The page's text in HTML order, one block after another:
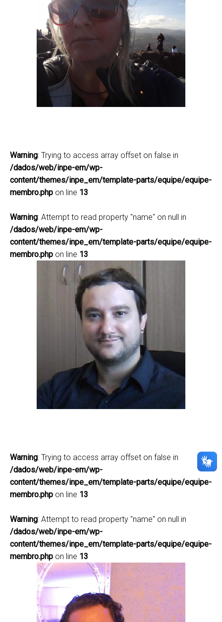
Aline Anderson de Castro
acaline@gmail.com
(12) 3208-7777
Warning: Trying to access array offset on false in
/dados/web/inpe-em/wp-
content/themes/inpe_em/template-parts/equipe/equipe-
membro.php on line 13
Warning: Attempt to read property "name" on null in
/dados/web/inpe-em/wp-
content/themes/inpe_em/template-parts/equipe/equipe-
membro.php on line 13
Rodrigo Avancini
avancinirodrigo@gmail.com
(12) 3208-7777
Warning: Trying to access array offset on false in
/dados/web/inpe-em/wp-
content/themes/inpe_em/template-parts/equipe/equipe-
membro.php on line 13
Warning: Attempt to read property "name" on null in
/dados/web/inpe-em/wp-
content/themes/inpe_em/template-parts/equipe/equipe-
membro.php on line 13